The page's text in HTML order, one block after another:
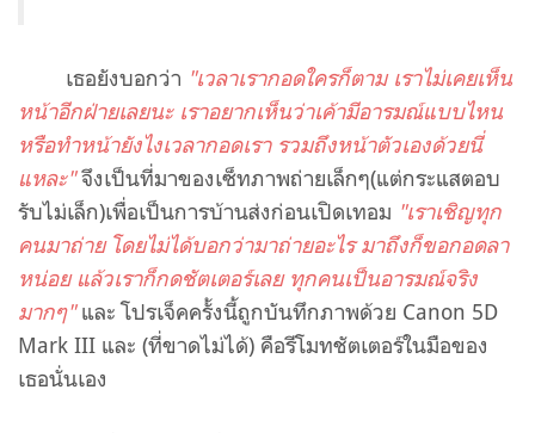
เธอยังบอกว่า "เวลาเรากอดใครก็ตาม เราไม่เคยเห็น
หน้าอีกฝ่ายเลยนะ เราอยากเห็นว่าเค้ามีอารมณ์แบบไหน
หรือทำหน้ายังไงเวลากอดเรา รวมถึงหน้าตัวเองด้วยนี่
แหละ"จึงเป็นที่มาของเซ็ทภาพถ่ายเล็กๆ(แต่กระแสตอบ
รับไม่เล็ก)เพื่อเป็นการบ้านส่งก่อนเปิดเทอม "เราเชิญทุก
คนมาถ่าย โดยไม่ได้บอกว่ามาถ่ายอะไร มาถึงก็ขอกอดลา
หน่อย แล้วเราก็กดชัตเตอร์เลย ทุกคนเป็นอารมณ์จริง
มากๆ"และ โปรเจ็คครั้งนี้ถูกบันทึกภาพด้วย Canon 5D
Mark III และ (ที่ขาดไม่ได้) คือรีโมทชัตเตอร์ในมือของ
เธอนั่นเอง